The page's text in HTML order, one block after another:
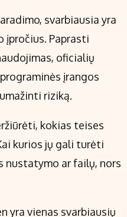
svarbiausia yra
įpročius. Paprasti
oficialių
įrangos
riziką.
kokias teises
kurios jų gali turėti
nustatymo ar failų, nors
yra vienas svarbiausių